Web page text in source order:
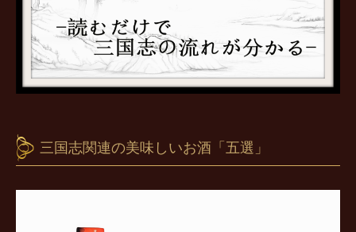
三国志関連の美味しいお酒「五選」